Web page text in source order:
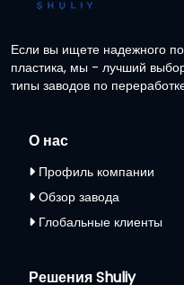
Если вы ищете надежного
пластика, мы - лучший
типы заводов по
О нас
Профиль компании
Обзор завода
Глобальные клиенты
Решения Shuliy